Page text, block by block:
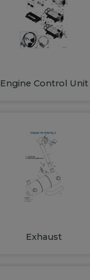
Engine Control Unit
Exhaust